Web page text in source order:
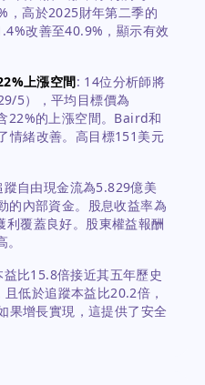
，高於2025財年第二季的
改善至40.9%，顯示有效
上漲空間: 14位分析師將
5），平均目標價為
22%的上漲空間。Baird和
情緒改善。高目標151美元
蹤自由現金流為5.829億美
的內部資金。股息收益率為
覆蓋良好。股東權益報酬
益比15.8倍接近其五年歷史
低於追蹤本益比20.2倍，
果增長實現，這提供了安全